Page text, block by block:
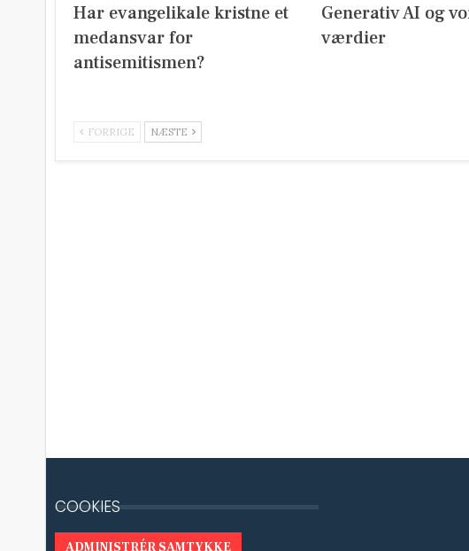
Har evangelikale kristne et
medansvar for
antisemitismen?
Generativ AI og
værdier
FORRIGE NÆSTE
COOKIES
ADMINISTRÉR SAMTYKKE